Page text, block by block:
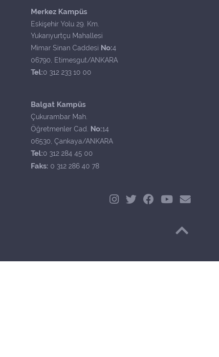
Merkez Kampüs
Eskişehir Yolu 29. Km.
Yukarıyurtçu Mahallesi
Mimar Sinan Caddesi No:4
06790, Etimesgut/ANKARA
Tel:0 312 233 10 00
Balgat Kampüs
Çukurambar Mah.
Öğretmenler Cad. No:14
06530, Çankaya/ANKARA
Tel:0 312 284 45 00
Faks: 0 312 286 40 78